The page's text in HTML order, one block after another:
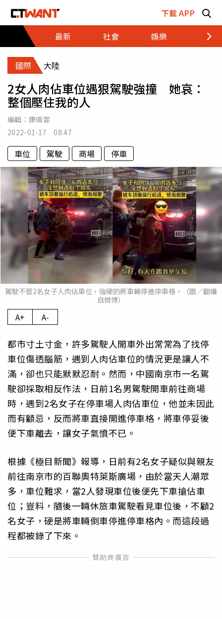
下載 APP
最新
社會 娛樂 財經
國際 大陸
2女人肉佔車位遇狠駕駛強撞 她哀：
整個壓住我的人
編輯： 康瑀霏
2022-01-17 08:47
車位 駕駛 商場 停車
駕駛不管2名女子人肉佔車位，強硬的將車輛停進停車格。（圖／翻攝
自微博）
A+ A-
都市寸土寸金，許多駕駛人開車外出常常為了找停
車位傷透腦筋，遇到人肉佔車位的情況更是讓人不
滿，卻也只能默默忍耐。然而，中國南京市一名駕
駛卻採取相反作法，日前1名男駕駛開車前往商場
時，遇到2名女子在停車場人肉佔車位，他並未因此
而有顧忌，反而將車直接開進停車格，將車停妥後
便下車離去，讓女子氣憤不已。
根據《極目新聞》報導，日前有2名女子疑似與親友
前往南京市的百聯奧特萊斯廣場，由於當天人潮眾
多，車位難求，當2人發現車位後便先下車搶佔車
位；豈料，隨後一輛休旅車駕駛看見車位後，不顧2
名女子，硬是將車輛倒車停進停車格內。而這段過
程都被錄了下來。